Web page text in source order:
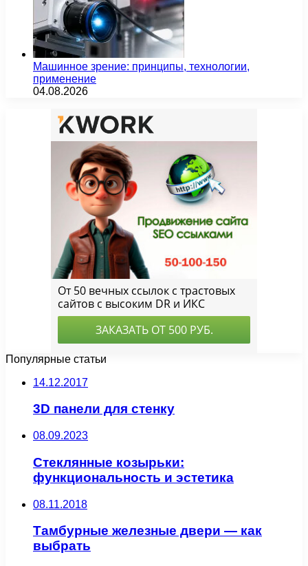
Машинное зрение: принципы, технологии,
применение
04.08.2026
Популярные статьи
14.12.2017
3D панели для стенку
08.09.2023
Стеклянные козырьки:
функциональность и эстетика
08.11.2018
Тамбурные железные двери — как
выбрать